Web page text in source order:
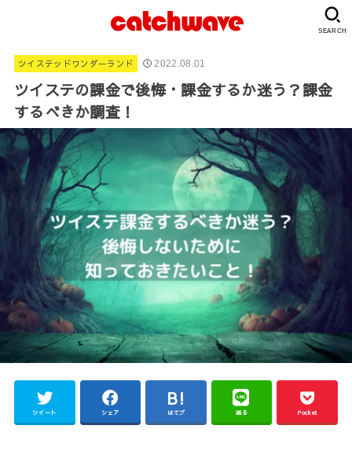
SEARCH
ツイステッドワンダーランド 2022.08.01
ツイステの課金で後悔・課金するか迷う？課金
するべきか調査！
ツイート シェア はてブ 送る Pocket